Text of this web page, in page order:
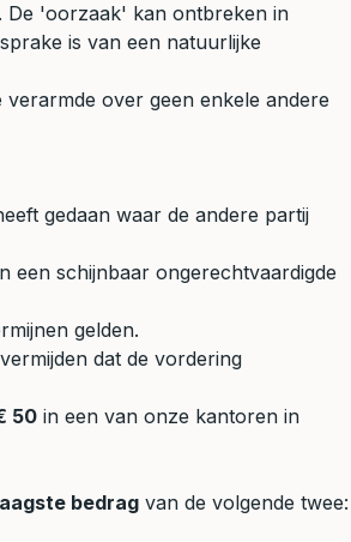
De 'oorzaak' kan ontbreken in
is van een natuurlijke
over geen enkele andere
gedaan waar de andere partij
een schijnbaar ongerechtvaardigde
gelden.
dat de vordering
50 in een van onze kantoren in
bedrag van de volgende twee: